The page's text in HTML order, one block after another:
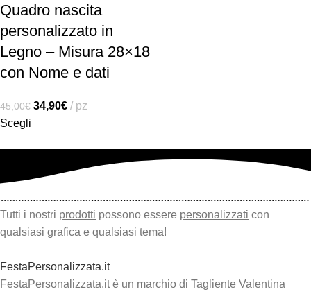
Quadro nascita
personalizzato in
Legno – Misura 28×18
con Nome e dati
45,00€ 34,90€
pz
Scegli
Tutti i nostri prodotti possono essere personalizzati con
qualsiasi grafica e qualsiasi tema!
FestaPersonalizzata.it
FestaPersonalizzata.it è un marchio di Tagliente Valentina